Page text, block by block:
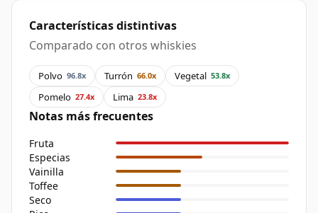
Características distintivas
Comparado con otros whiskies
Polvo 96.8x Turrón 66.0x Vegetal 53.8x
Pomelo 27.4x Lima 23.8x
Notas más frecuentes
Fruta
Especias
Vainilla
Toffee
Seco